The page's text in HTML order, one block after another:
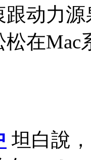
动力
在
坦白說